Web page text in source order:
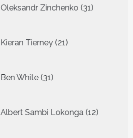
Oleksandr Zinchenko 31
producten
Kieran Tierney 21
producten
Ben White 31
producten
Albert Sambi Lokonga 12